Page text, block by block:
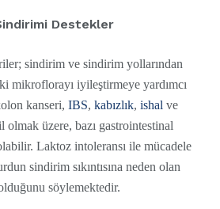
Destekler
sindirim ve sindirim yollarından
mikroflorayı iyileştirmeye yardımcı
kanseri, IBS, kabızlık, ishal ve
olmak üzere, bazı gastrointestinal
Laktoz intoleransı ile mücadele
sindirim sıkıntısına neden olan
söylemektedir.